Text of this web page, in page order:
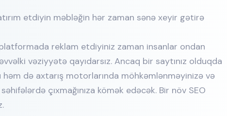
etdiyin məbləğin hər zaman sənə xeyir gətirə
platformada reklam etdiyiniz zaman insanlar ondan
vəziyyətə qayıdarsız. Ancaq bir saytınız olduqda
də axtarış motorlarında möhkəmlənməyinizə və
çıxmağınıza kömək edəcək. Bir növ SEO